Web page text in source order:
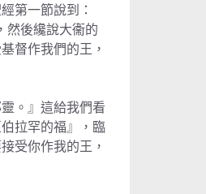
第一節說到：
然後纔說大衞的
督作我們的王，
。』這給我們看
拉罕的福』，臨
受你作我的王，